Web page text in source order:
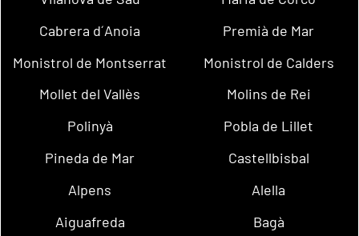
Cabrera d´Anoia
Premià de Mar
Monistrol de Montserrat
Monistrol de Calders
Mollet del Vallès
Molins de Rei
Polinyà
Pobla de Lillet
Pineda de Mar
Castellbisbal
Alpens
Alella
Aiguafreda
Bagà